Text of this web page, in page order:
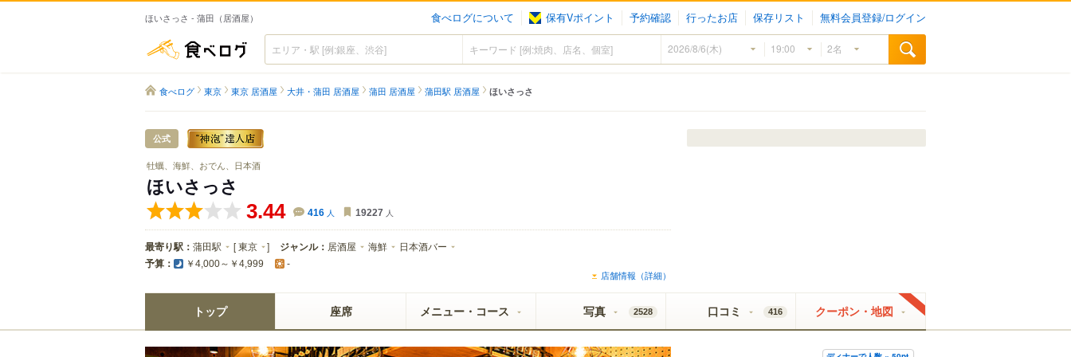
ほいさっさ - 蒲田（居酒屋） 食べログについて 保有Vポイント 予約確認 行ったお店 保存リスト 無料会員登録/ログイン
食べログ
食べログ 東京 東京 居酒屋 大井・蒲田 居酒屋 蒲田 居酒屋 蒲田駅 居酒屋 ほいさっさ
公式
牡蠣、海鮮、おでん、日本酒
ほいさっさ
3.44 416 人 19227 人
最寄り駅： 蒲田駅 [東京 ] ジャンル： 居酒屋 海鮮 日本酒バー
予算： ￥4,000～￥4,999 -
店舗情報（詳細）
トップ 座席 メニュー・コース 写真 2528 口コミ 416 クーポン・地図